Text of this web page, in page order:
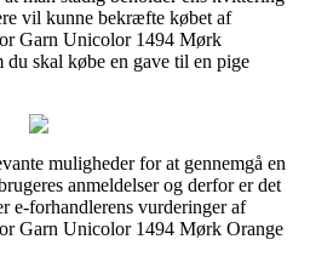
vil kunne bekræfte købet af
Garn Unicolor 1494 Mørk
skal købe en gave til en pige
muligheder for at gennemgå en
anmeldelser og derfor er det
e-forhandlerens vurderinger af
Garn Unicolor 1494 Mørk Orange